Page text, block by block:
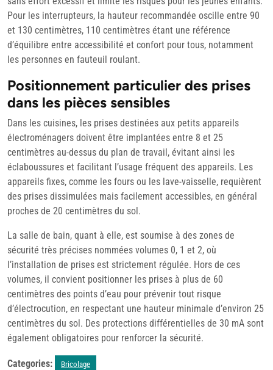
Pour les interrupteurs, la hauteur recommandée oscille entre 90
et 130 centimètres, 110 centimètres étant une référence
d’équilibre entre accessibilité et confort pour tous, notamment
les personnes en fauteuil roulant.
Positionnement particulier des prises
dans les pièces sensibles
Dans les cuisines, les prises destinées aux petits appareils
électroménagers doivent être implantées entre 8 et 25
centimètres au-dessus du plan de travail, évitant ainsi les
éclaboussures et facilitant l’usage fréquent des appareils. Les
appareils fixes, comme les fours ou les lave-vaisselle, requièrent
des prises dissimulées mais facilement accessibles, en général
proches de 20 centimètres du sol.
La salle de bain, quant à elle, est soumise à des zones de
sécurité très précises nommées volumes 0, 1 et 2, où
l’installation de prises est strictement régulée. Hors de ces
volumes, il convient positionner les prises à plus de 60
centimètres des points d’eau pour prévenir tout risque
d’électrocution, en respectant une hauteur minimale d’environ 25
centimètres du sol. Des protections différentielles de 30 mA sont
également obligatoires pour renforcer la sécurité.
Categories: Bricolage